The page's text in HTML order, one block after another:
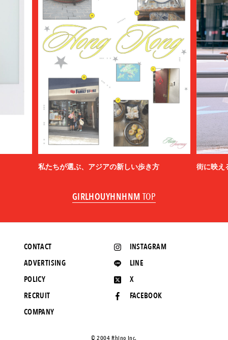
私たちが選ぶ、アジアの新しい歩き方 街に映え
GIRLHOUYHNHNM TOP
INSTAGRAM
LINE
X
FACEBOOK
CONTACT
ADVERTISING
POLICY
RECRUIT
COMPANY
©️ 2004 Rhino Inc.